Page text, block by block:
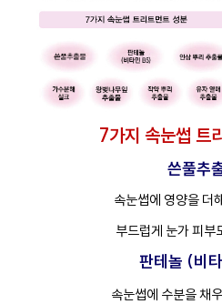
7가지 속눈썹 트
쓴풀추
속눈썹에 영양을 더
부드럽게 눈가 피부
판테놀 (비
속눈썹에 수분을 채